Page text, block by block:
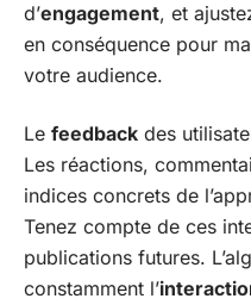
d’engagement, et
en conséquence pour
votre audience.
Le feedback des
Les réactions,
indices concrets de
Tenez compte de ces
publications futures.
constamment l’